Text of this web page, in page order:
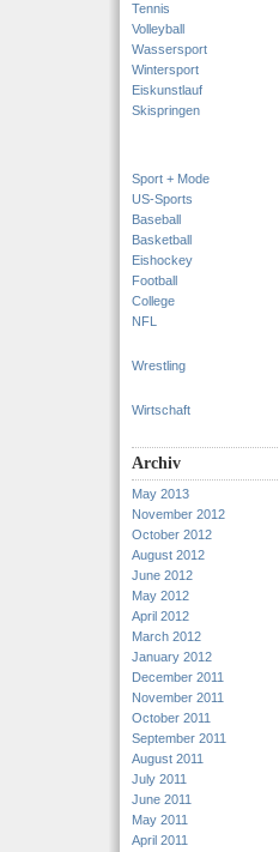
Tennis
Volleyball
Wassersport
Wintersport
Eiskunstlauf
Skispringen
Sport + Mode
US-Sports
Baseball
Basketball
Eishockey
Football
College
NFL
Wrestling
Wirtschaft
Archiv
May 2013
November 2012
October 2012
August 2012
June 2012
May 2012
April 2012
March 2012
January 2012
December 2011
November 2011
October 2011
September 2011
August 2011
July 2011
June 2011
May 2011
April 2011